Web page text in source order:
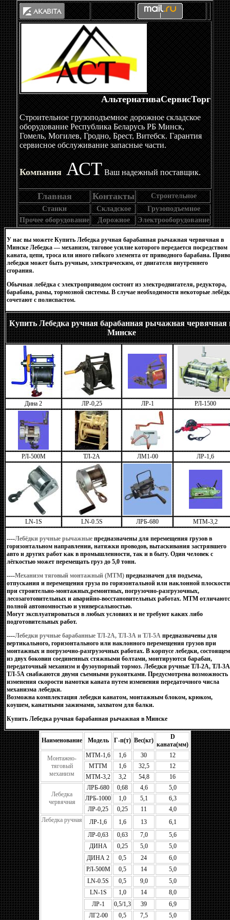
АльтернативаСервисТорг
Строительное грузоподъемное дорожное складское
оборудование Республика Беларусь РБ Минск,
Гомель, Могилев, Гродно, Брест, Витебск. Гарантия
сервисное обслуживание запасные части.
КомпанияАСТВаш надежный поставщик.
Главная Контакты
Строительное
Станки
Складское
Грузоподъемное
Прочее оборудование
Дорожное Электрооборудование
У нас вы можете Купить Лебедка ручная барабанная рычажная червячная в
Минске Лебедка — механизм, тяговое усилие которого передается посредством
каната, цепи, троса или иного гибкого элемента от приводного барабана.
лебедки может быть ручным, электрическим, от двигателя внутреннего
сгорания.
Обычная лебёдка с электроприводом состоит из электродвигателя, редуктора,
барабана, рамы, тормозной системы. В случае необходимости некоторые
сочетают с полиспастом.
Купить Лебедка ручная барабанная рычажная червячная
Минске
Дина 2 ЛР-0,25 ЛР-1 РЛ-1500
РЛ-500М ТЛ-2А ЛМ1-00 ЛР-1,6
LN-1S LN-0.5S ЛРБ-680 МТМ-3,2
----Лебёдки ручные рычажные предназначены для перемещения грузов в
горизонтальном направлении, натяжки проводов, вытаскивания застрявшего
авто и других работ как в промышленности, так и в быту. Один человек с
лёгкостью может перемещать груз до 5,0 тонн.
----Механизм тяговый монтажный (МТМ) предназначен для подъема,
отпускания и перемещения груза по горизонтальной или наклонной
при строительно-монтажных,ремонтных, погрузочно-разгрузочных,
лесозаготовительных и аварийно-восстановительных работах. МТМ
полной автономностью и универсальностью.
Могут эксплуатироваться в любых условиях и не требуют каких либо
подготовительных работ.
----Лебедки ручные барабанные ТЛ-2А, ТЛ-3А и ТЛ-5А предназначены для
вертикального, горизонтального или наклонного перемещения грузов при
монтажных и погрузочно-разгрузочных работах. В корпусе лебедки, состоящем
из двух боковин соединенных стяжными болтами, монтируются барабан,
передаточный механизм и фузоупорный тормоз. Лебедки ручные ТЛ-2А, ТЛ-
ТЛ-5А снабжаются двумя съемными рукоятками. Предусмотрена возможность
изменения скорости намотки каната путем изменения передаточного числа
механизма лебедки.
Возможна комплектация лебедки канатом, монтажным блоком, крюком,
коушем, канатными зажимами, захватом для балки.
Купить Лебедка ручная барабанная рычажная в Минске
Наименование Модель Г-п(т) Вес(кг)
D
каната(мм)
Монтажно-
тяговый
механизм
МТМ-1,6 1,6 30
12
МТТМ
1,6 32,5
12
МТМ-3,2
3,2 54,8 16
Лебедка
червячная
ЛРБ-680 0,68 4,6
5,0
ЛРБ-1000
1,0 5,1
6,3
ЛР-0,25
0,25 11
4,0
Лебедка ручная
ЛР-1,6 1,6 13
6,1
ЛР-0,63
0,63 7,0
5,6
ДИНА
0,25 5,0
5,0
ДИНА 2
0,5 24
6,0
РЛ-500М
0,5 14
5,0
LN-0.5S
0,5 9,0
5,0
LN-1S
1,0 14
8,0
ЛР-1
0,5/1,3 39
6,9
ЛГ2-00
0,5 7,5 5,0